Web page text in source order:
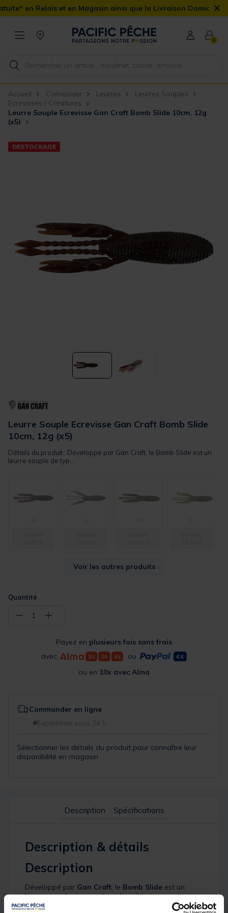
et en Magasin ainsi que la Livraison Domicile offerte dès 90€
×
0
Accueil Carnassier Leurres
Leurres Souples
Ecrevisses / Créatures
Leurre Souple Ecrevisse Gan Craft Bomb Slide 10cm, 12g
(x5)
DESTOCKAGE
Leurre Souple Ecrevisse Gan Craft Bomb Slide
10cm, 12g (x5)
Détails du produit : Développé par Gan Craft, le Bomb Slide est un
leurre souple de typ...
Voir les autres produits
Quantité
− 1 +
Payez en plusieurs fois sans frais
avec
ou
ou en 10x avec Alma
Commander en ligne
Expédition sous 24 h
Sélectionner les détails du produit pour connaître leur
disponibilité en magasin
Description Spécifications
Description & détails
Description
Développé par Gan Craft, le Bomb Slide est un
leurre souplede typeécrevisseà la nage unique
qui fera preuve d'une grande efficacité lors de vos